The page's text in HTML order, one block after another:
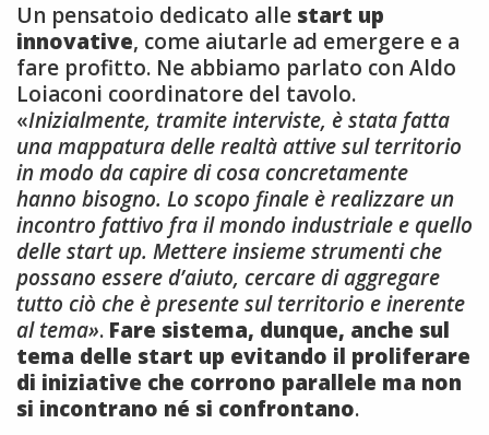
Un pensatoio dedicato alle start up
innovative, come aiutarle ad emergere e a
fare profitto. Ne abbiamo parlato con Aldo
Loiaconi coordinatore del tavolo.
«Inizialmente, tramite interviste, è stata fatta
una mappatura delle realtà attive sul territorio
in modo da capire di cosa concretamente
hanno bisogno. Lo scopo finale è realizzare un
incontro fattivo fra il mondo industriale e quello
delle start up. Mettere insieme strumenti che
possano essere d’aiuto, cercare di aggregare
tutto ciò che è presente sul territorio e inerente
al tema». Fare sistema, dunque, anche sul
tema delle start up evitando il proliferare
di iniziative che corrono parallele ma non
si incontrano né si confrontano.